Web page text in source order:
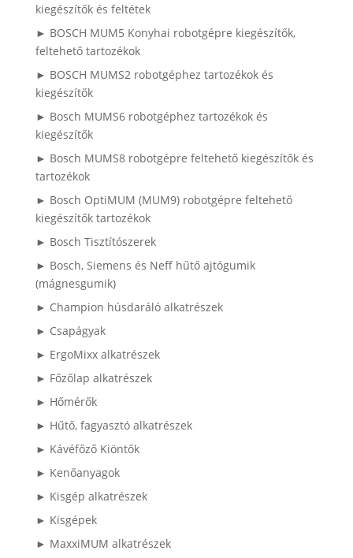
kiegészítők és feltétek
► BOSCH MUM5 Konyhai robotgépre kiegészítők,
feltehető tartozékok
► BOSCH MUMS2 robotgéphez tartozékok és
kiegészítők
► Bosch MUMS6 robotgéphez tartozékok és
kiegészítők
► Bosch MUMS8 robotgépre feltehető kiegészítők és
tartozékok
► Bosch OptiMUM (MUM9) robotgépre feltehető
kiegészítők tartozékok
► Bosch Tisztítószerek
► Bosch, Siemens és Neff hűtő ajtógumik
(mágnesgumik)
► Champion húsdaráló alkatrészek
► Csapágyak
► ErgoMixx alkatrészek
► Főzőlap alkatrészek
► Hőmérők
► Hűtő, fagyasztó alkatrészek
► Kávéfőző Kiöntők
► Kenőanyagok
► Kisgép alkatrészek
► Kisgépek
► MaxxiMUM alkatrészek